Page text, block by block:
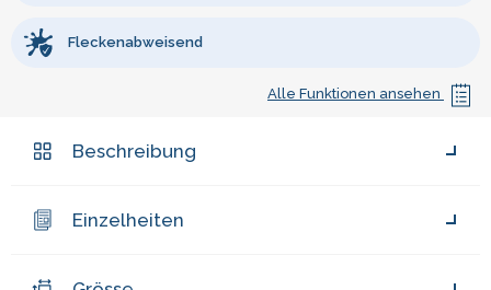
Fleckenabweisend
Alle Funktionen ansehen
Beschreibung
Einzelheiten